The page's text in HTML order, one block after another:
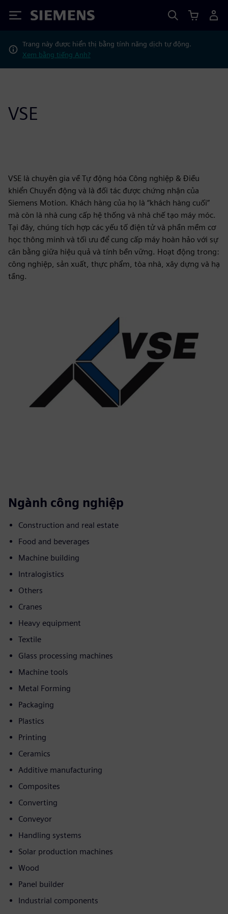
Siemens
Trang này được hiển thị bằng tính năng dịch tự động.
Xem bằng tiếng Anh?
VSE
VSE là chuyên gia về Tự động hóa Công nghiệp & Điều
khiển Chuyển động và là đối tác được chứng nhận của
Siemens Motion. Khách hàng của họ là “khách hàng cuối”
mà còn là nhà cung cấp hệ thống và nhà chế tạo máy móc.
Tại đây, chúng tích hợp các yếu tố điện tử và phần mềm cơ
học thông minh và tối ưu để cung cấp máy hoàn hảo với sự
cân bằng giữa hiệu quả và tính bền vững. Hoạt động trong:
công nghiệp, sản xuất, thực phẩm, tòa nhà, xây dựng và hạ
tầng.
Ngành công nghiệp
Construction and real estate
Food and beverages
Machine building
Intralogistics
Others
Cranes
Heavy equipment
Textile
Glass processing machines
Machine tools
Metal Forming
Packaging
Plastics
Printing
Ceramics
Additive manufacturing
Composites
Converting
Conveyor
Handling systems
Solar production machines
Wood
Panel builder
Industrial components